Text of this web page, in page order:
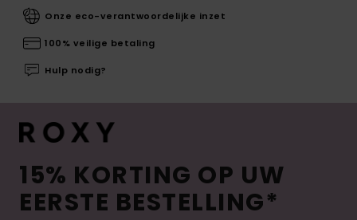
Onze eco-verantwoordelijke inzet
100% veilige betaling
Hulp nodig?
15% KORTING OP UW
EERSTE BESTELLING*